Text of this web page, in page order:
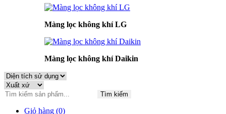
Màng lọc không khí LG
Màng lọc không khí Daikin
Tìm kiếm
Giỏ hàng (0)